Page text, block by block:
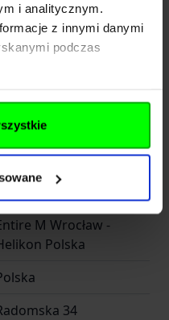
i analitycznym.
z innymi danymi
podczas
032
+48 71 317 80 00
M Wrocław -
Polska
34